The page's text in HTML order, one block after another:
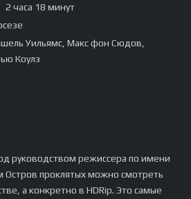
2 часа 18 минут
Уильямс, Макс фон Сюдов,
Коулз
руководством режиссера по имени
проклятых можно смотреть
а конкретно в HDRip. Это самые